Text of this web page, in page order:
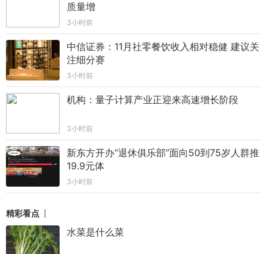
质量增
3小时前
中信证券：11月社零餐饮收入相对稳健 建议关
注细分赛
3小时前
机构：量子计算产业正迎来高速增长阶段
3小时前
新东方开办“退休俱乐部”面向50到75岁人群推
19.9元体
3小时前
精彩看点
水菜是什么菜